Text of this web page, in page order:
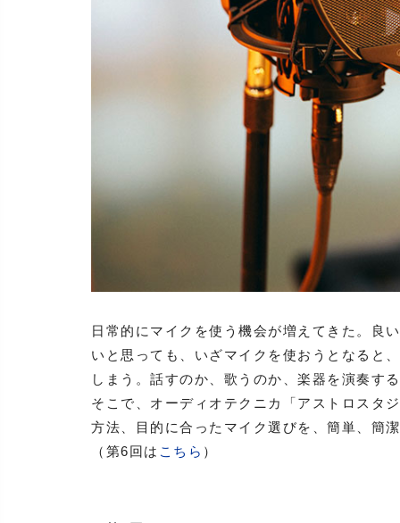
日常的にマイクを使う機会が増えてきた。良
いと思っても、いざマイクを使おうとなると
しまう。話すのか、歌うのか、楽器を演奏す
そこで、オーディオテクニカ「アストロスタ
方法、目的に合ったマイク選びを、簡単、簡
（第6回は こちら ）